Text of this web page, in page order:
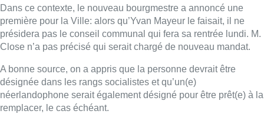
Dans ce contexte, le nouveau bourgmestre a annoncé une
première pour la Ville: alors qu’Yvan Mayeur le faisait, il ne
présidera pas le conseil communal qui fera sa rentrée lundi. M.
Close n’a pas précisé qui serait chargé de nouveau mandat.
A bonne source, on a appris que la personne devrait être
désignée dans les rangs socialistes et qu’un(e)
néerlandophone serait également désigné pour être prêt(e) à la
remplacer, le cas échéant.